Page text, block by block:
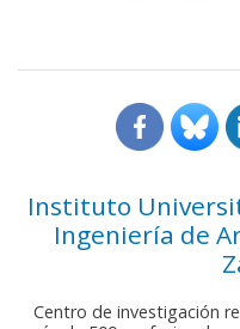
Instituto
Ingeniería de
Centro de investigación